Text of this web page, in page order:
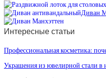
Диван
Интересные статьи
Профессиональная косметика:
Украшения из ювелирной стали в